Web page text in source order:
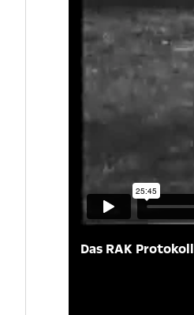
Das RAK Protokoll